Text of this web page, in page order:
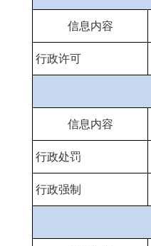
信息内容
行政许可
信息内容
行政处罚
行政强制